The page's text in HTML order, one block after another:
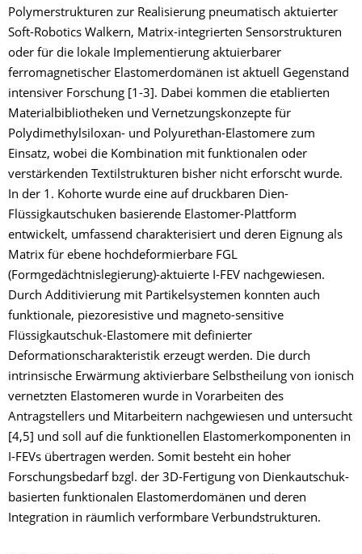
Polymerstrukturen zur Realisierung pneumatisch aktuierter
Soft-Robotics Walkern, Matrix-integrierten Sensorstrukturen
oder für die lokale Implementierung aktuierbarer
ferromagnetischer Elastomerdomänen ist aktuell Gegenstand
intensiver Forschung [1-3]. Dabei kommen die etablierten
Materialbibliotheken und Vernetzungskonzepte für
Polydimethylsiloxan- und Polyurethan-Elastomere zum
Einsatz, wobei die Kombination mit funktionalen oder
verstärkenden Textilstrukturen bisher nicht erforscht wurde.
In der 1. Kohorte wurde eine auf druckbaren Dien-
Flüssigkautschuken basierende Elastomer-Plattform
entwickelt, umfassend charakterisiert und deren Eignung als
Matrix für ebene hochdeformierbare FGL
(Formgedächtnislegierung)-aktuierte I-FEV nachgewiesen.
Durch Additivierung mit Partikelsystemen konnten auch
funktionale, piezoresistive und magneto-sensitive
Flüssigkautschuk-Elastomere mit definierter
Deformationscharakteristik erzeugt werden. Die durch
intrinsische Erwärmung aktivierbare Selbstheilung von ionisch
vernetzten Elastomeren wurde in Vorarbeiten des
Antragstellers und Mitarbeitern nachgewiesen und untersucht
[4,5] und soll auf die funktionellen Elastomerkomponenten in
I-FEVs übertragen werden. Somit besteht ein hoher
Forschungsbedarf bzgl. der 3D-Fertigung von Dienkautschuk-
basierten funktionalen Elastomerdomänen und deren
Integration in räumlich verformbare Verbundstrukturen.